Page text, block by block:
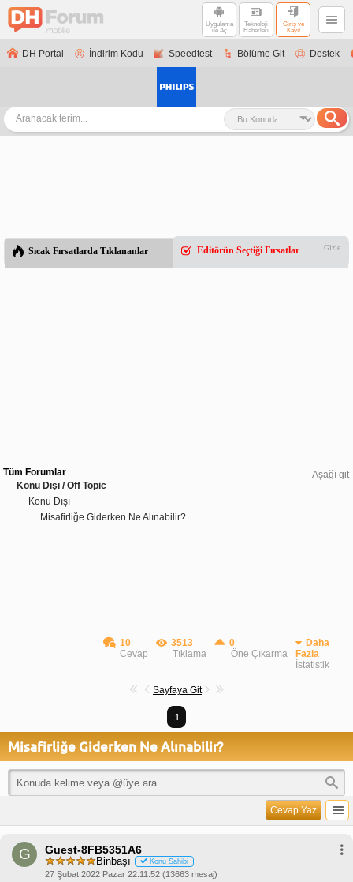
Uygulama
ile Aç
Teknoloji
Haberleri
Giriş ve
Kayıt
DH Portal İndirim Kodu Speedtest Bölüme Git Destek
Sıcak Fırsatlarda Tıklananlar Editörün Seçtiği Fırsatlar Gizle
Aşağı git
Tüm Forumlar
Konu Dışı / Off Topic
Konu Dışı
Misafirliğe Giderken Ne Alınabilir?
10
Cevap
3513
Tıklama
0
Öne Çıkarma
Daha
Fazla
İstatistik
Sayfaya Git
1
Misafirliğe Giderken Ne Alınabilir?
Cevap Yaz
G Guest-8FB5351A6
Binbaşı Konu Sahibi
27 Şubat 2022 Pazar 22:11:52 (13663 mesaj)